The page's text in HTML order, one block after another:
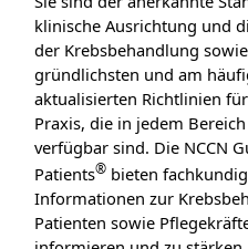
klinische Ausrichtung und
der Krebsbehandlung
gründlichsten und am
aktualisierten Richtlinien
Praxis, die in jedem
verfügbar sind. Die NCCN
Patients® bieten
Informationen zur
Patienten sowie